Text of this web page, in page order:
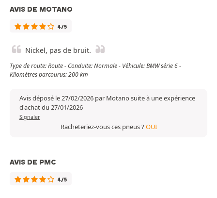
AVIS DE MOTANO
4/5
Nickel, pas de bruit.
Type de route: Route - Conduite: Normale - Véhicule: BMW série 6 -
Kilomètres parcourus: 200 km
Avis déposé le 27/02/2026 par Motano suite à une expérience
d'achat du 27/01/2026
Signaler
Racheteriez-vous ces pneus ?OUI
AVIS DE PMC
4/5